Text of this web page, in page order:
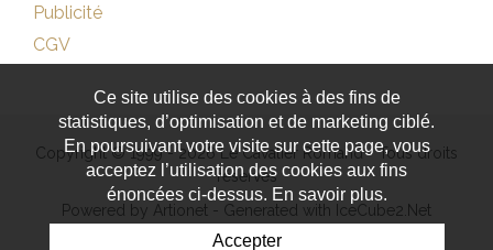
Publicité
CGV
Copyright © 1999 - 2026 Le Cavalier Romand - Tous droits
réservés
Powered by Artionet - Generated with IceCube2.Net
Ce site utilise des cookies à des fins de
statistiques, d’optimisation et de marketing ciblé.
En poursuivant votre visite sur cette page, vous
acceptez l’utilisation des cookies aux fins
énoncées ci-dessus. En savoir plus.
Accepter